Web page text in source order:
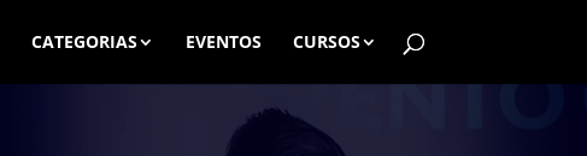
CATEGORIAS EVENTOS CURSOS